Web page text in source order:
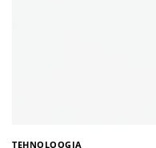
TEHNOLOOGIA